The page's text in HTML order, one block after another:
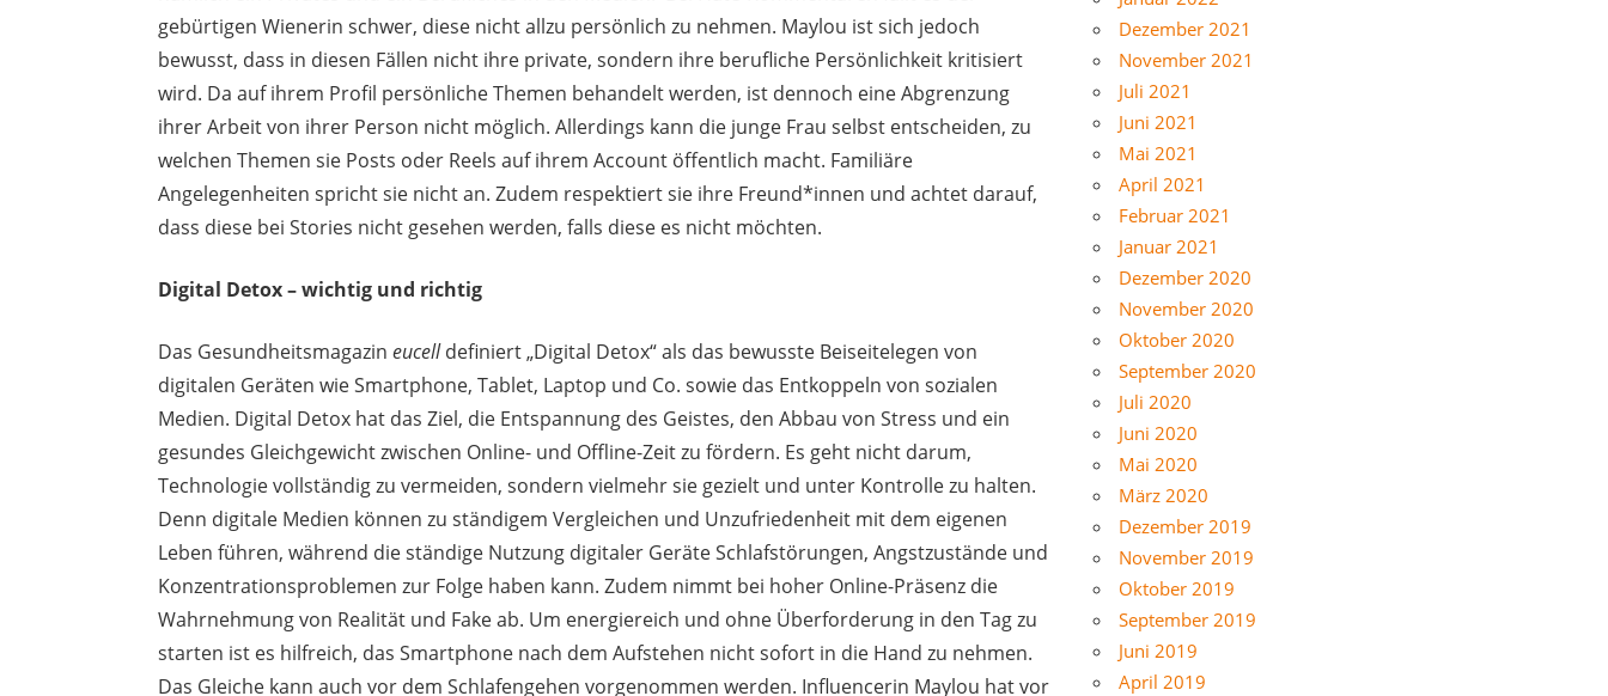
gebürtigen Wienerin schwer, diese nicht allzu persönlich zu nehmen. Maylou ist sich jedoch
bewusst, dass in diesen Fällen nicht ihre private, sondern ihre berufliche Persönlichkeit kritisiert
wird. Da auf ihrem Profil persönliche Themen behandelt werden, ist dennoch eine Abgrenzung
ihrer Arbeit von ihrer Person nicht möglich. Allerdings kann die junge Frau selbst entscheiden, zu
welchen Themen sie Posts oder Reels auf ihrem Account öffentlich macht. Familiäre
Angelegenheiten spricht sie nicht an. Zudem respektiert sie ihre Freund*innen und achtet darauf,
dass diese bei Stories nicht gesehen werden, falls diese es nicht möchten.
Digital Detox – wichtig und richtig
Das Gesundheitsmagazin eucelldefiniert „Digital Detox“ als das bewusste Beiseitelegen von
digitalen Geräten wie Smartphone, Tablet, Laptop und Co. sowie das Entkoppeln von sozialen
Medien. Digital Detox hat das Ziel, die Entspannung des Geistes, den Abbau von Stress und ein
gesundes Gleichgewicht zwischen Online- und Offline-Zeit zu fördern. Es geht nicht darum,
Technologie vollständig zu vermeiden, sondern vielmehr sie gezielt und unter Kontrolle zu halten.
Denn digitale Medien können zu ständigem Vergleichen und Unzufriedenheit mit dem eigenen
Leben führen, während die ständige Nutzung digitaler Geräte Schlafstörungen, Angstzustände und
Konzentrationsproblemen zur Folge haben kann. Zudem nimmt bei hoher Online-Präsenz die
Wahrnehmung von Realität und Fake ab. Um energiereich und ohne Überforderung in den Tag zu
starten ist es hilfreich, das Smartphone nach dem Aufstehen nicht sofort in die Hand zu nehmen.
Das Gleiche kann auch vor dem Schlafengehen vorgenommen werden. Influencerin Maylou hat vor
Dezember 2021
November 2021
Juli 2021
Juni 2021
Mai 2021
April 2021
Februar 2021
Januar 2021
Dezember 2020
November 2020
Oktober 2020
September 2020
Juli 2020
Juni 2020
Mai 2020
März 2020
Dezember 2019
November 2019
Oktober 2019
September 2019
Juni 2019
April 2019